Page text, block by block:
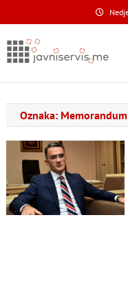
to
content
Javni Servis
Oznaka: